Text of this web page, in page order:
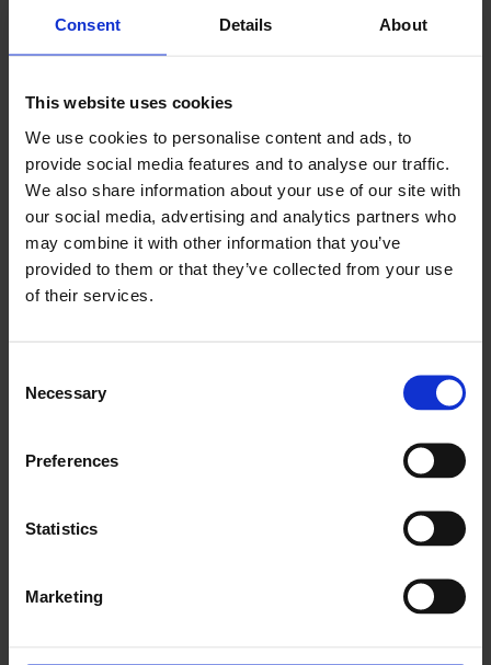
Consent Details About
This website uses cookies
We use cookies to personalise content and ads, to
provide social media features and to analyse our traffic.
We also share information about your use of our site with
our social media, advertising and analytics partners who
may combine it with other information that you’ve
provided to them or that they’ve collected from your use
of their services.
Selection
Necessary
Preferences
Statistics
Marketing
Urobte
Vizuálny tvorca pracovných postupov pre
vlastné akcie Frontu
Learn more
Pridávanie úloh v teréne a termínov do